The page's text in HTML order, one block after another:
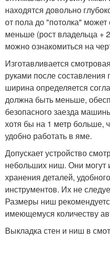
находятся довольно
от пола до "потолка"
меньше (рост владельца +
можно ознакомиться на
Изготавливается
руками после составления
ширина определяется
должна быть меньше,
безопасного заезда
хотя бы на 1 метр больше,
удобно работать в яме.
Допускает устройство
небольших ниш. Они могут
хранения деталей,
инструментов. Их не
Размеры ниш
имеющемуся количеству
Выкладка стен и ниш в